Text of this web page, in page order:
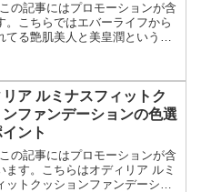
この記事にはプロモーションが含
。こちらではエバーライフから
てる艶肌美人と美皇潤というク
コンパクトはバージョンアップ
イク艶クッショ...
ア ルミナスフィットク
ンファンデーションの色選
ント
この記事にはプロモーションが含
ます。こちらはオディリア ルミ
ットクッションファンデーショ